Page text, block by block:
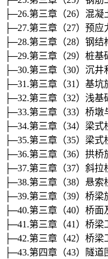
├─26.第三章（26）混
├─27.第三章（27）预
├─28.第三章（28）钢
├─29.第三章（29）桩基
├─30.第三章（30）沉
├─31.第三章（31）基坑
├─32.第三章（32）浅
├─33.第三章（33）桥
├─34.第三章（34）梁式
├─35.第三章（35）梁式
├─36.第三章（36）拱桥
├─37.第三章（37）斜拉
├─38.第三章（38）悬索
├─39.第三章（39）桥梁
├─40.第三章（40）桥
├─41.第三章（41）桥
├─42.第三章（42）桥
├─43.第四章（43）隧